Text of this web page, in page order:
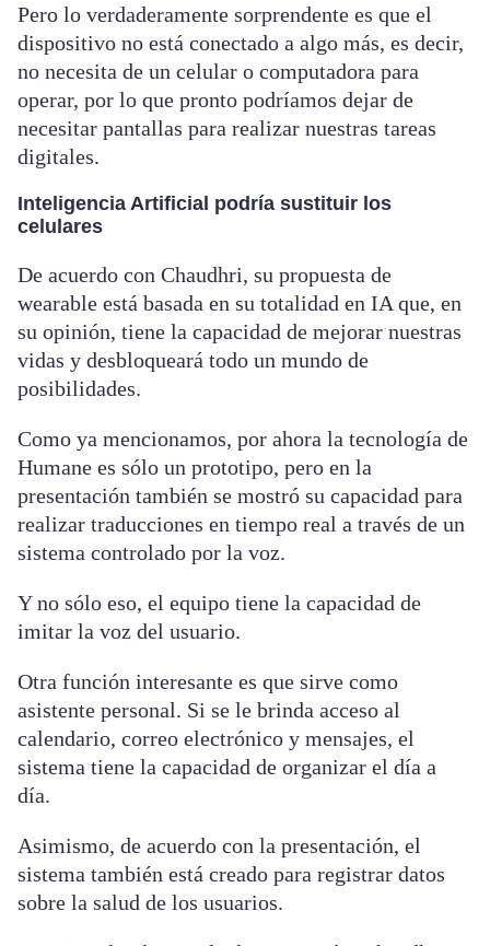
Pero lo verdaderamente sorprendente es que el
dispositivo no está conectado a algo más, es decir,
no necesita de un celular o computadora para
operar, por lo que pronto podríamos dejar de
necesitar pantallas para realizar nuestras tareas
digitales.
Inteligencia Artificial podría sustituir los
celulares
De acuerdo con Chaudhri, su propuesta de
wearable está basada en su totalidad en IA que, en
su opinión, tiene la capacidad de mejorar nuestras
vidas y desbloqueará todo un mundo de
posibilidades.
Como ya mencionamos, por ahora la tecnología de
Humane es sólo un prototipo, pero en la
presentación también se mostró su capacidad para
realizar traducciones en tiempo real a través de un
sistema controlado por la voz.
Y no sólo eso, el equipo tiene la capacidad de
imitar la voz del usuario.
Otra función interesante es que sirve como
asistente personal. Si se le brinda acceso al
calendario, correo electrónico y mensajes, el
sistema tiene la capacidad de organizar el día a
día.
Asimismo, de acuerdo con la presentación, el
sistema también está creado para registrar datos
sobre la salud de los usuarios.